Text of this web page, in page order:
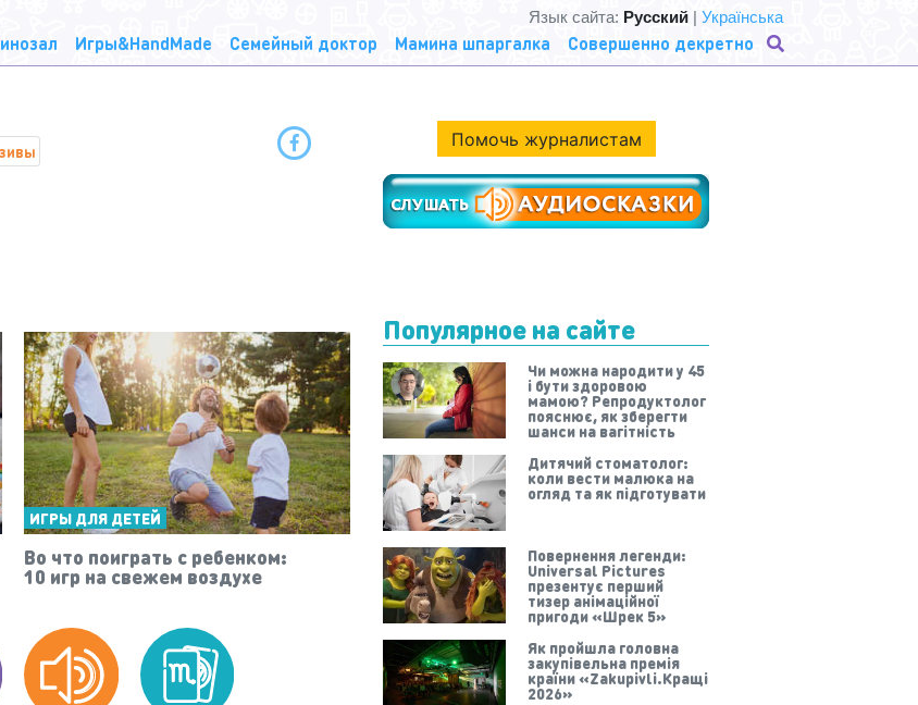
Игры&HandMade Семейный доктор Мамина шпаргалка Совершенно декретно
Язык сайта: Русский | Українська
ИГРЫ ДЛЯ ДЕТЕЙ
Во что поиграть с ребенком:
10 игр на свежем воздухе
Помочь журналистам
Популярное на сайте
Чи можна народити у 45
і бути здоровою
мамою? Репродуктолог
пояснює, як зберегти
шанси на вагітність
Дитячий стоматолог:
коли вести малюка на
огляд та як підготувати
Повернення легенди:
Universal Pictures
презентує перший
тизер анімаційної
пригоди «Шрек 5»
Як пройшла головна
закупівельна премія
країни «Zakupivli.Кращі
2026»